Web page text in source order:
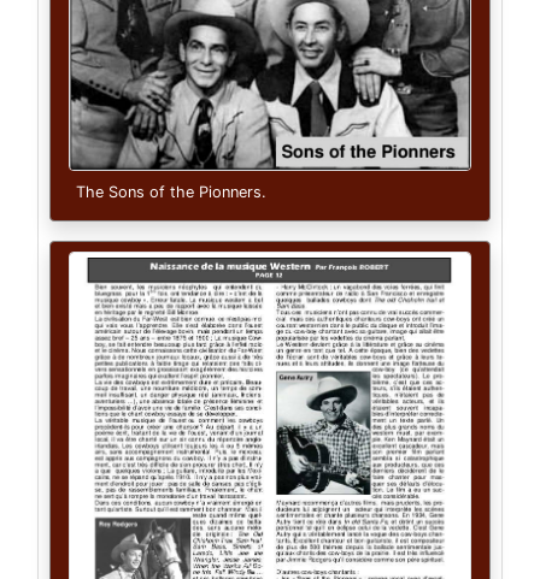
The Sons of the Pionners.